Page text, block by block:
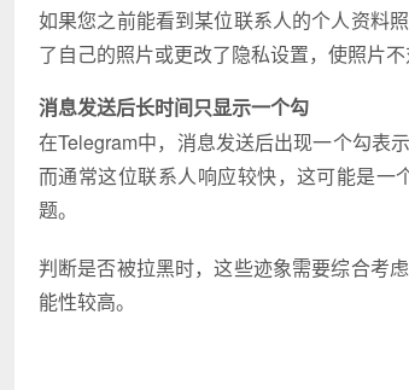
如果您之前能看到某位联系人的个人资料
了自己的照片或更改了隐私设置，使照片不
消息发送后长时间只显示一个勾
在Telegram中，消息发送后出现一个勾表
而通常这位联系人响应较快，这可能是
题。
判断是否被拉黑时，这些迹象需要综合考
能性较高。